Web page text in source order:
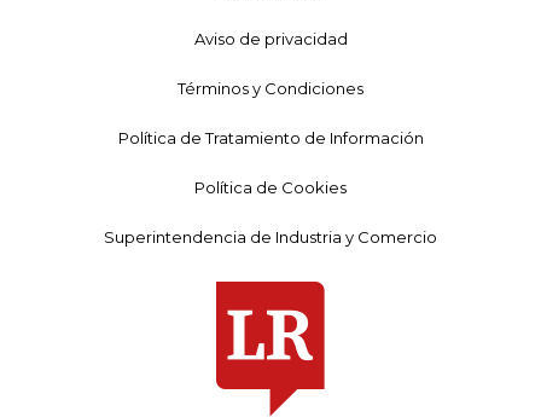
Aviso de privacidad
Términos y Condiciones
Política de Tratamiento de Información
Política de Cookies
Superintendencia de Industria y Comercio